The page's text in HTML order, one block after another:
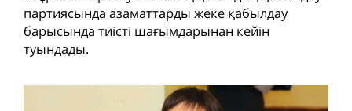
партиясында азаматтарды жеке қабылдау
барысында тиісті шағымдарынан кейін
туындады.